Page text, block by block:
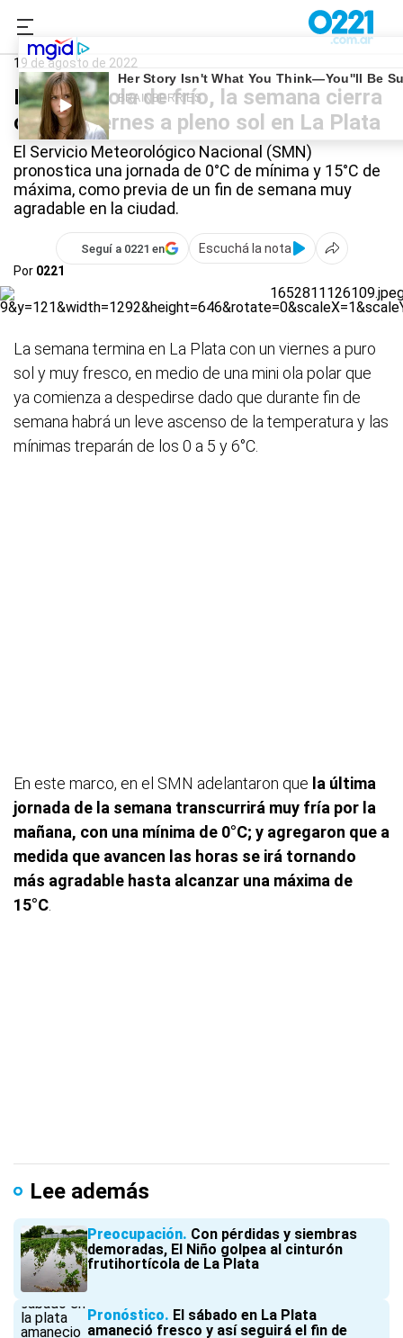
0221.com.ar
19 de agosto de 2022
Pese a la ola de frío, la semana cierra
con un viernes a pleno sol en La Plata
El Servicio Meteorológico Nacional (SMN)
pronostica una jornada de 0°C de mínima y 15°C de
máxima, como previa de un fin de semana muy
agradable en la ciudad.
Seguí a 0221 en
Escuchá la nota
Por 0221
La semana termina en La Plata con un viernes a puro
sol y muy fresco, en medio de una mini ola polar que
ya comienza a despedirse dado que durante fin de
semana habrá un leve ascenso de la temperatura y las
mínimas treparán de los 0 a 5 y 6°C.
En este marco, en el SMN adelantaron que la última
jornada de la semana transcurrirá muy fría por la
mañana, con una mínima de 0°C; y agregaron que a
medida que avancen las horas se irá tornando
más agradable hasta alcanzar una máxima de
15°C
Lee además
Preocupación Con pérdidas y siembras
demoradas, El Niño golpea al cinturón
frutihortícola de La Plata
Pronóstico El sábado en La Plata
amaneció fresco y así seguirá el fin de